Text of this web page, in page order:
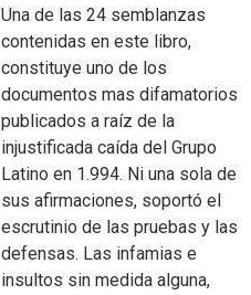
Una de las 24 semblanzas
contenidas en este libro,
constituye uno de los
documentos mas difamatorios
publicados a raíz de la
injustificada caída del Grupo
Latino en 1.994. Ni una sola de
sus afirmaciones, soportó el
escrutinio de las pruebas y las
defensas. Las infamias e
insultos sin medida alguna,